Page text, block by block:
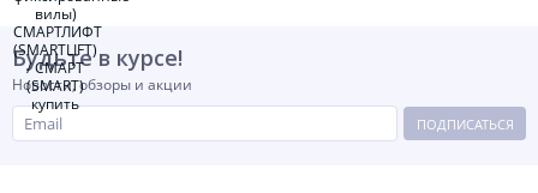
Будьте в курсе!
Новости, обзоры и акции
ПОДПИСАТЬСЯ